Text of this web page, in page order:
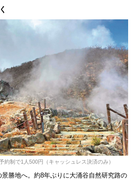
約制で1人500円（キャッシュレス決済のみ）
勝地へ。約8年ぶりに大涌谷自然研究路の